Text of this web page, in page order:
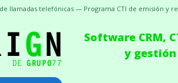
Software CRM,
y
llamadas telefónicas — Programa CTI de emisión y